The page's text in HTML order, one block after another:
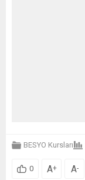
BESYO Kursları
0 A+ A-